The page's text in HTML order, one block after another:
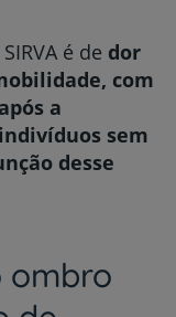
é de dor
com
a
sem
desse
ombro